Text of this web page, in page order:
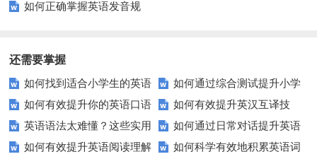
法练习资源？
如何正确掌握英语发音规
还需要掌握
如何找到适合小学生的英语
听力练习资源？
如何通过综合测试提升小学
生英语听说读写技能？
如何有效提升你的英语口语
表达能力？这5个技巧让你说一
口流利英语！
如何有效提升英汉互译技
巧？这些方法让你翻译更精准！
英语语法太难懂？这些实用
技巧让你轻松掌握！
如何通过日常对话提升英语
口语能力？试试这5个方法！
如何有效提升英语阅读理解
如何科学有效地积累英语词